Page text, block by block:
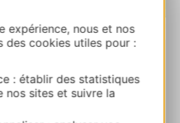
expérience, nous et nos
des cookies utiles pour :
: établir des statistiques
nos sites et suivre la
| Map data ©
Suc 81240 ALBINE